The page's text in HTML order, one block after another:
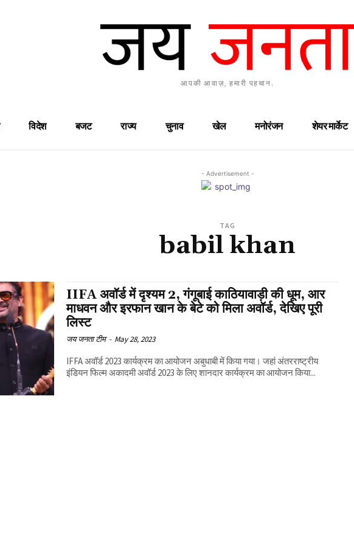
आपकी आवाज़, हमारी पहचान.
विदेश बजट राज्य चुनाव खेल मनोरंजन शेयर मार्केट
- Advertisement -
TAG
babil khan
IIFA अवॉर्ड में दृश्यम 2, गंगूबाई काठियावाड़ी की धूम, आर
माधवन और इरफान खान के बेटे को मिला अवॉर्ड, देखिए पूरी
लिस्ट
जय जनता टीम - May 28, 2023
IFFA अवॉर्ड 2023 कार्यक्रम का आयोजन अबुधाबी में किया गया। जहां अंतरराष्ट्रीय
इंडियन फिल्म अकादमी अवॉर्ड 2023 के लिए शानदार कार्यक्रम का आयोजन किया...